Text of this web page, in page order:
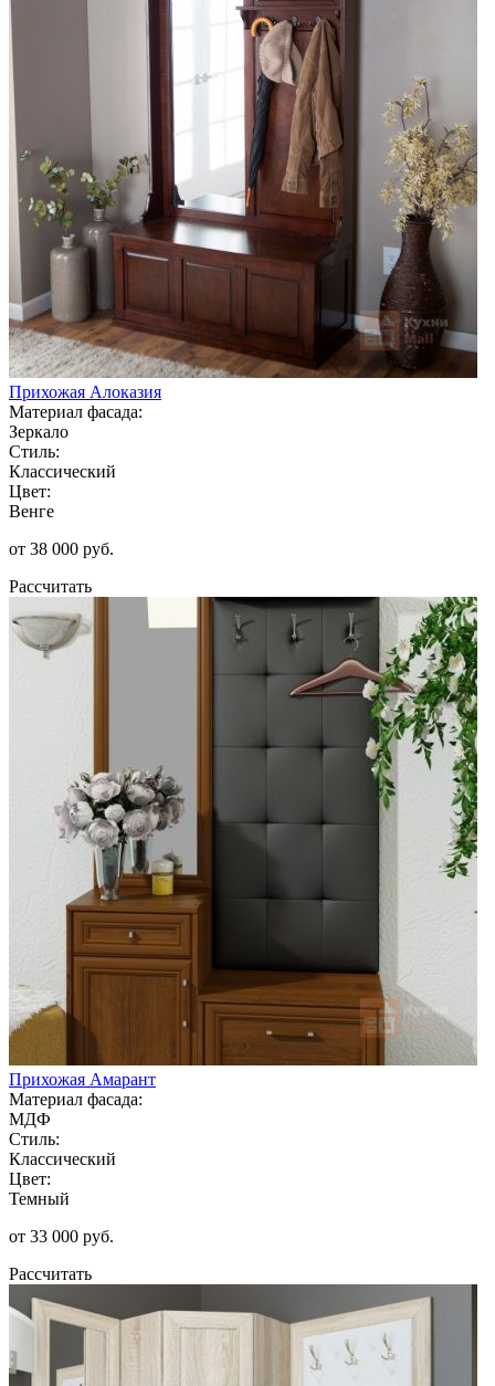
Прихожая Алоказия
Материал фасада:
Зеркало
Стиль:
Классический
Цвет:
Венге
от 38 000 руб.
Рассчитать
Прихожая Амарант
Материал фасада:
МДФ
Стиль:
Классический
Цвет:
Темный
от 33 000 руб.
Рассчитать